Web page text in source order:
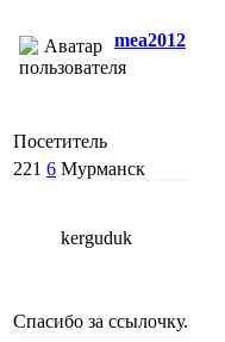
mea2012
Посетитель
221 6 Мурманск
kerguduk
Спасибо за ссылочку.